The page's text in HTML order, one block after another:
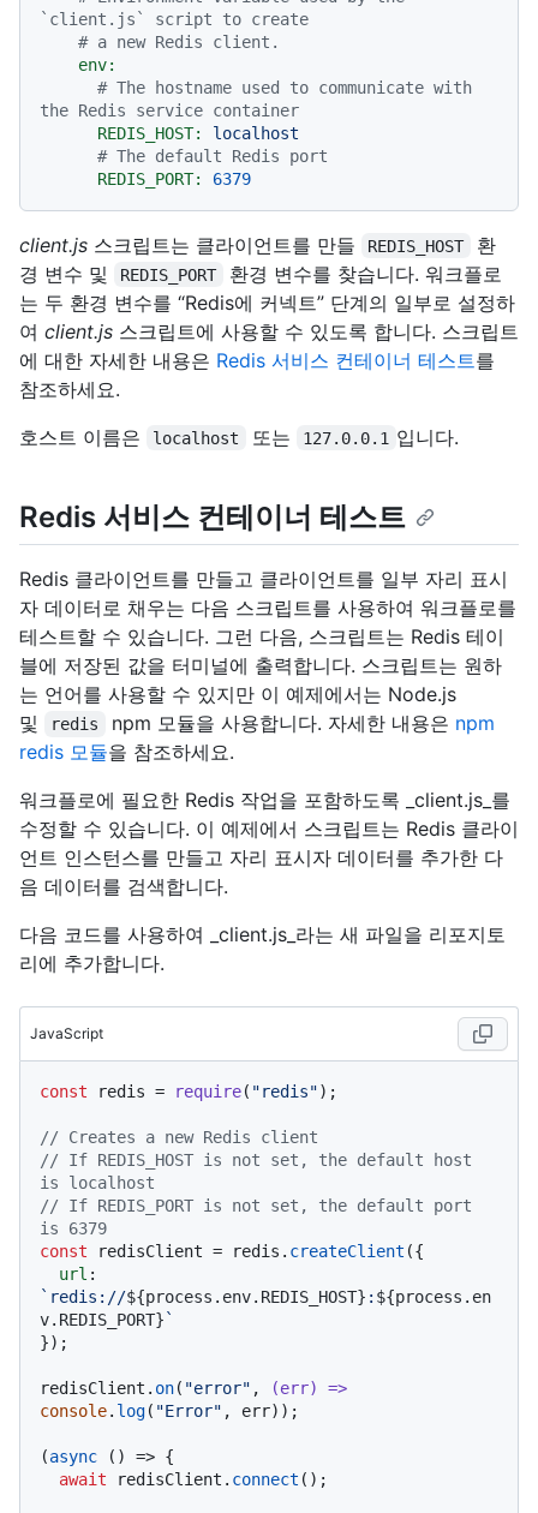
`client.js` script to create
# a new Redis client.
env:
# The hostname used to communicate with
the Redis service container
REDIS_HOST:
localhost
# The default Redis port
REDIS_PORT:
6379
client.js 스크립트는 클라이언트를 만들 REDIS_HOST
환
경 변수 및
REDIS_PORT
환경 변수를 찾습니다. 워크플로
는 두 환경 변수를 “Redis에 커넥트” 단계의 일부로 설정하
여 client.js 스크립트에 사용할 수 있도록 합니다. 스크립트
에 대한 자세한 내용은 Redis 서비스 컨테이너 테스트를
참조하세요.
호스트 이름은
localhost 또는 127.0.0.1 입니다.
Redis 서비스 컨테이너 테스트
Redis 클라이언트를 만들고 클라이언트를 일부 자리 표시
자 데이터로 채우는 다음 스크립트를 사용하여 워크플로를
테스트할 수 있습니다. 그런 다음, 스크립트는 Redis 테이
블에 저장된 값을 터미널에 출력합니다. 스크립트는 원하
는 언어를 사용할 수 있지만 이 예제에서는 Node.js
및
redis npm 모듈을 사용합니다. 자세한 내용은 npm
redis 모듈을 참조하세요.
워크플로에 필요한 Redis 작업을 포함하도록 _client.js_를
수정할 수 있습니다. 이 예제에서 스크립트는 Redis 클라이
언트 인스턴스를 만들고 자리 표시자 데이터를 추가한 다
음 데이터를 검색합니다.
다음 코드를 사용하여 _client.js_라는 새 파일을 리포지토
리에 추가합니다.
JavaScript
const redis = require( "redis");
// Creates a new Redis client
// If REDIS_HOST is not set, the default host
is localhost
// If REDIS_PORT is not set, the default port
is 6379
const redisClient = redis. createClient ({
url
`redis://${process.env.REDIS_HOST} : ${process.en
v.REDIS_PORT} `
});
redisClient. on( "error" , (err) =>
console. log( "Error" , err));
(async () => {
await redisClient. connect ();